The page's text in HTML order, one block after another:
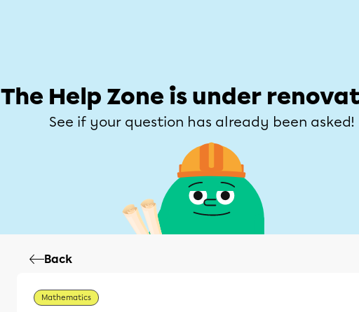
The Help Zone is under
See if your question has already been asked!
Back
Mathematics